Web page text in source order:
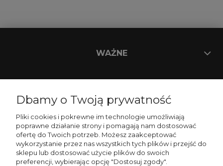
WAŻNE
INFORMACJE
DOSTAWA I PŁATNOŚCI
Dbamy o Twoją prywatność
Pliki cookies i pokrewne im technologie umożliwiają
poprawne działanie strony i pomagają nam dostosować
ofertę do Twoich potrzeb. Możesz zaakceptować
wykorzystanie przez nas wszystkich tych plików i przejść do
sklepu lub dostosować użycie plików do swoich
preferencji, wybierając opcję "Dostosuj zgody".